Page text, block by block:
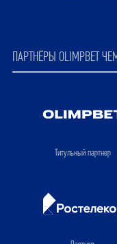
ПАРТНЁРЫ OLIMPBET
Титульный партнер